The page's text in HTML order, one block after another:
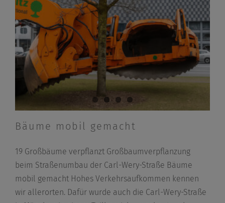
Bäume mobil gemacht
19 Großbäume verpflanzt Großbaumverpflanzung
beim Straßenumbau der Carl-Wery-Straße Bäume
mobil gemacht Hohes Verkehrsaufkommen kennen
wir allerorten. Dafür wurde auch die Carl-Wery-Straße